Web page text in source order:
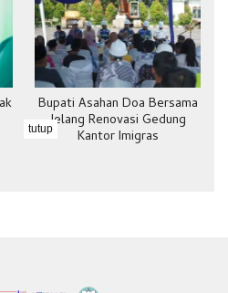
Bupati Asahan Doa Bersama
Jelang Renovasi Gedung
Kantor Imigras
tutup